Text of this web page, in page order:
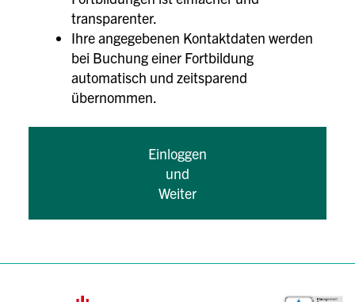
transparenter.
Ihre angegebenen Kontaktdaten werden
bei Buchung einer Fortbildung
automatisch und zeitsparend
übernommen.
Einloggen
und
Weiter